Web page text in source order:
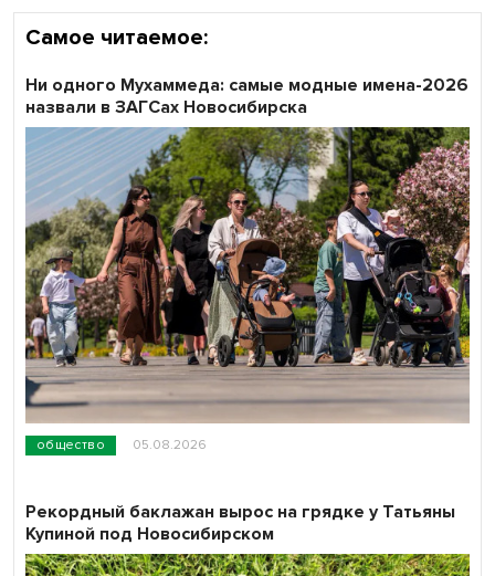
Самое читаемое:
общество 05.08.2026
Ни одного Мухаммеда: самые модные имена-2026
назвали в ЗАГСах Новосибирска
Рекордный баклажан вырос на грядке у Татьяны
Купиной под Новосибирском